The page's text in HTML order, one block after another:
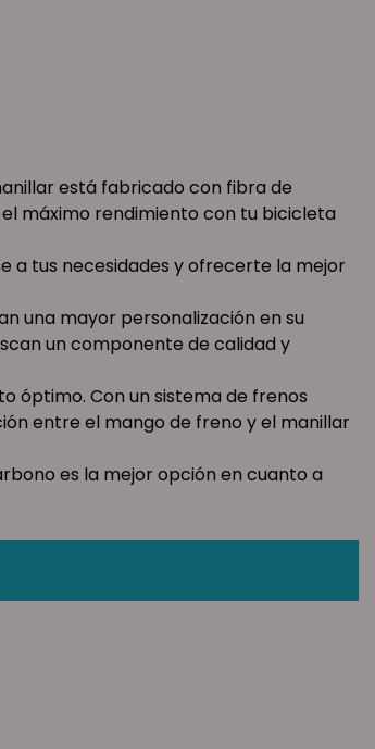
está fabricado con fibra de
máximo rendimiento con tu bicicleta
a tus necesidades y ofrecerte la mejor
una mayor personalización en su
un componente de calidad y
óptimo. Con un sistema de frenos
entre el mango de freno y el manillar
es la mejor opción en cuanto a